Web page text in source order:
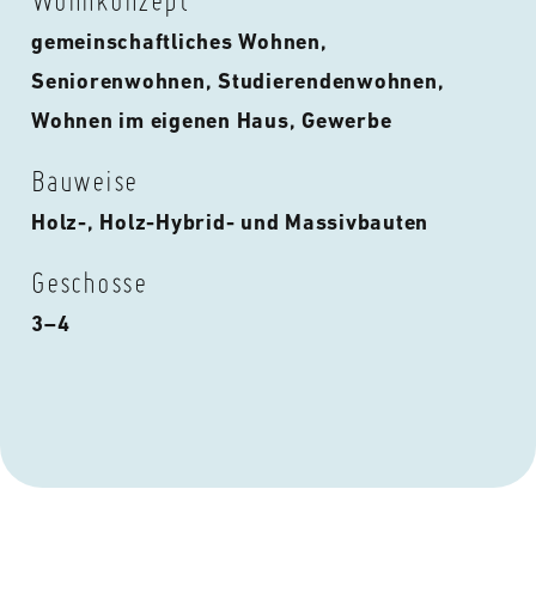
gemeinschaftliches Wohnen,
Seniorenwohnen, Studierendenwohnen,
Wohnen im eigenen Haus, Gewerbe
Bauweise
Holz-, Holz-Hybrid- und Massivbauten
Geschosse
3–4